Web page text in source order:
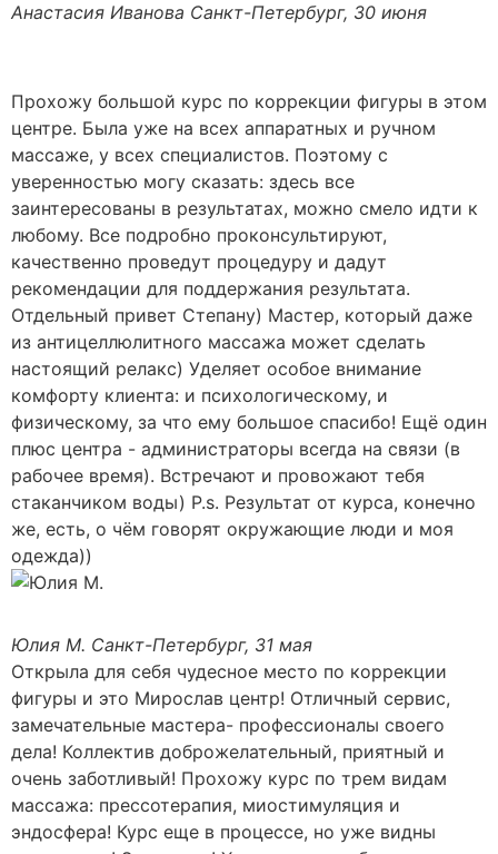
Анастасия Иванова Санкт-Петербург, 30 июня
Прохожу большой курс по коррекции фигуры в этом
центре. Была уже на всех аппаратных и ручном
массаже, у всех специалистов. Поэтому с
уверенностью могу сказать: здесь все
заинтересованы в результатах, можно смело идти к
любому. Все подробно проконсультируют,
качественно проведут процедуру и дадут
рекомендации для поддержания результата.
Отдельный привет Степану) Мастер, который даже
из антицеллюлитного массажа может сделать
настоящий релакс) Уделяет особое внимание
комфорту клиента: и психологическому, и
физическому, за что ему большое спасибо! Ещё один
плюс центра - администраторы всегда на связи (в
рабочее время). Встречают и провожают тебя
стаканчиком воды) P.s. Результат от курса, конечно
же, есть, о чём говорят окружающие люди и моя
одежда))
Юлия М. Санкт-Петербург, 31 мая
Открыла для себя чудесное место по коррекции
фигуры и это Мирослав центр! Отличный сервис,
замечательные мастера- профессионалы своего
дела! Коллектив доброжелательный, приятный и
очень заботливый! Прохожу курс по трем видам
массажа: прессотерапия, миостимуляция и
эндосфера! Курс еще в процессе, но уже видны